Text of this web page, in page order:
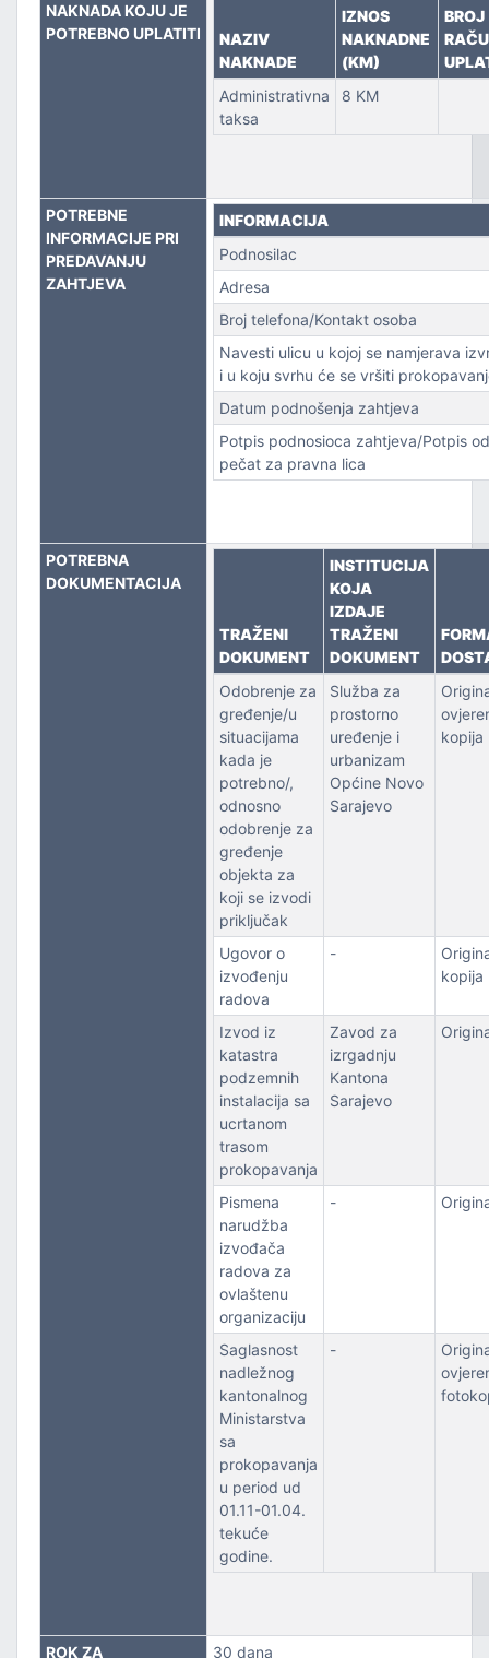
NAKNADA KOJU JE
POTREBNO UPLATITI
NAZIV
NAKNADE
IZNOS
NAKNADNE
(KM)
BROJ
Administrativna
taksa
8 KM
POTREBNE
INFORMACIJE PRI
PREDAVANJU
ZAHTJEVA
INFORMACIJA
Podnosilac
Adresa
Broj telefona/Kontakt osoba
Navesti ulicu u kojoj se namjerava
i u koju svrhu će se vršiti
Datum podnošenja zahtjeva
Potpis podnosioca zahtjeva/Potpis
pečat za pravna lica
POTREBNA
DOKUMENTACIJA
TRAŽENI
DOKUMENT
INSTITUCIJA
KOJA
IZDAJE
TRAŽENI
DOKUMENT
Odobrenje za
gređenje/u
situacijama
kada je
potrebno/,
odnosno
odobrenje za
gređenje
objekta za
koji se izvodi
priključak
Služba za
prostorno
uređenje i
urbanizam
Općine Novo
Sarajevo
kopija
Ugovor o
izvođenju
radova
-
kopija
Izvod iz
katastra
podzemnih
instalacija sa
ucrtanom
trasom
prokopavanja
Zavod za
izrgadnju
Kantona
Sarajevo
Pismena
narudžba
izvođača
radova za
ovlaštenu
organizaciju
-
Saglasnost
nadležnog
kantonalnog
Ministarstva
sa
prokopavanja
u period ud
01.11-01.04.
tekuće
godine.
-
ROK ZA 30 dana